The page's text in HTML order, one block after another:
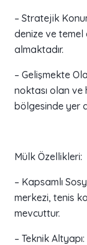
– Stratejik
denize ve
almaktadır.
– Gelişmekte
noktası olan ve
bölgesinde yer
Mülk Özellikleri:
– Kapsamlı
merkezi, tenis
mevcuttur.
– Teknik